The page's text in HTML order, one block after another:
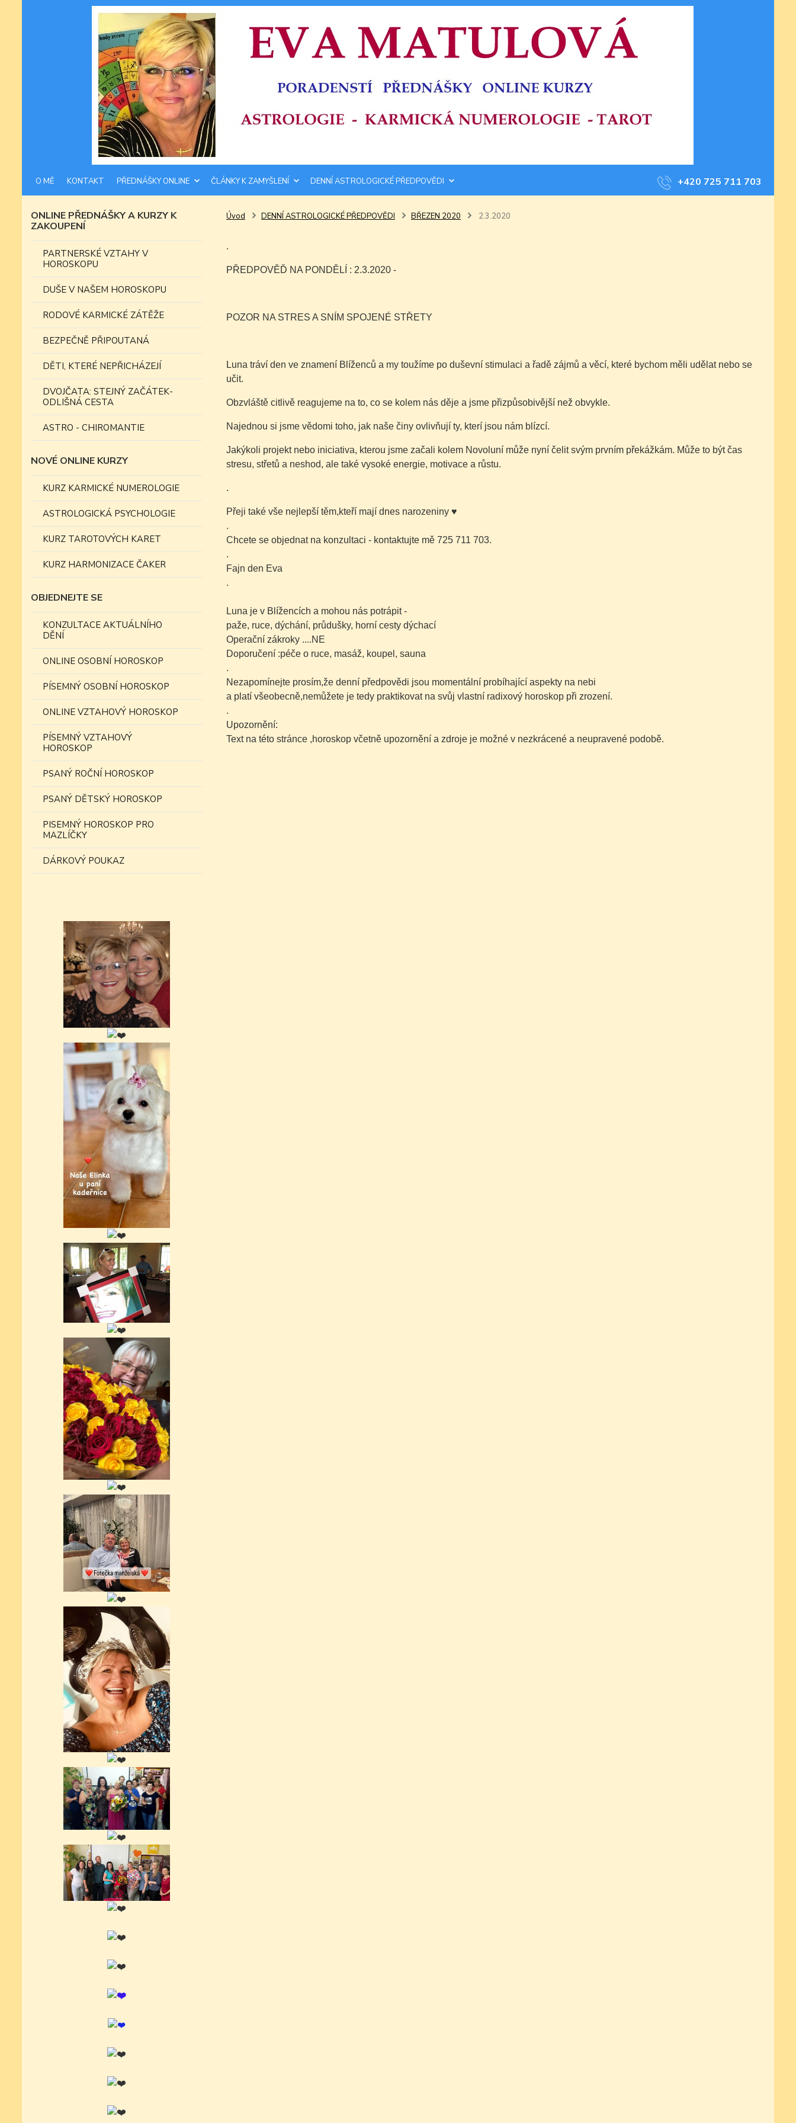
O MĚ KONTAKT PŘEDNÁŠKY ONLINE ČLÁNKY K ZAMYŠLENÍ DENNÍ ASTROLOGICKÉ PŘEDPOVĚDI +420 725 711 703
ONLINE PŘEDNÁŠKY A KURZY K
ZAKOUPENÍ
PARTNERSKÉ VZTAHY V
HOROSKOPU
DUŠE V NAŠEM HOROSKOPU
RODOVÉ KARMICKÉ ZÁTĚŽE
BEZPEČNĚ PŘIPOUTANÁ
DĚTI, KTERÉ NEPŘICHÁZEJÍ
DVOJČATA: STEJNÝ ZAČÁTEK-
ODLIŠNÁ CESTA
ASTRO - CHIROMANTIE
NOVÉ ONLINE KURZY
KURZ KARMICKÉ NUMEROLOGIE
ASTROLOGICKÁ PSYCHOLOGIE
KURZ TAROTOVÝCH KARET
KURZ HARMONIZACE ČAKER
OBJEDNEJTE SE
KONZULTACE AKTUÁLNÍHO
DĚNÍ
ONLINE OSOBNÍ HOROSKOP
PÍSEMNÝ OSOBNÍ HOROSKOP
ONLINE VZTAHOVÝ HOROSKOP
PÍSEMNÝ VZTAHOVÝ
HOROSKOP
PSANÝ ROČNÍ HOROSKOP
PSANÝ DĚTSKÝ HOROSKOP
PISEMNÝ HOROSKOP PRO
MAZLÍČKY
DÁRKOVÝ POUKAZ
Úvod DENNÍ ASTROLOGICKÉ PŘEDPOVĚDI BŘEZEN 2020 2.3.2020
.
PŘEDPOVĚĎ NA PONDĚLÍ : 2.3.2020 -
POZOR NA STRES A SNÍM SPOJENÉ STŘETY
Luna tráví den ve znamení Blíženců a my toužíme po duševní stimulaci a řadě zájmů a věcí, které bychom měli udělat nebo se
učit.
Obzvláště citlivě reagujeme na to, co se kolem nás děje a jsme přizpůsobivější než obvykle.
Najednou si jsme vědomi toho, jak naše činy ovlivňují ty, kterí jsou nám blízcí.
Jakýkoli projekt nebo iniciativa, kterou jsme začali kolem Novoluní může nyní čelit svým prvním překážkám. Může to být čas
stresu, střetů a neshod, ale také vysoké energie, motivace a růstu.
.
Přeji také vše nejlepší těm,kteří mají dnes narozeniny ♥
.
Chcete se objednat na konzultaci - kontaktujte mě 725 711 703.
.
Fajn den Eva
.
Luna je v Blížencích a mohou nás potrápit -
paže, ruce, dýchání, průdušky, horní cesty dýchací
Operační zákroky ....NE
Doporučení :péče o ruce, masáž, koupel, sauna
.
Nezapomínejte prosím,že denní předpovědi jsou momentální probíhající aspekty na nebi
a platí všeobecně,nemůžete je tedy praktikovat na svůj vlastní radixový horoskop při zrození.
.
Upozornění:
Text na této stránce ,horoskop včetně upozornění a zdroje je možné v nezkrácené a neupravené podobě.